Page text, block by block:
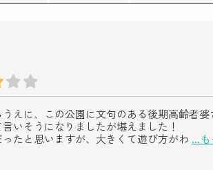
えに、この公園に文句のある後期高齢者
いそうになりましたが堪えました！
たと思いますが、大きくて遊び方がわ ...も